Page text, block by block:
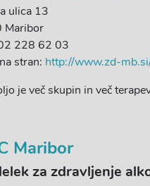
ulica 13
Maribor
228 62 03
stran: http://www.zd-
je več skupin in več
Maribor
za zdravljenje